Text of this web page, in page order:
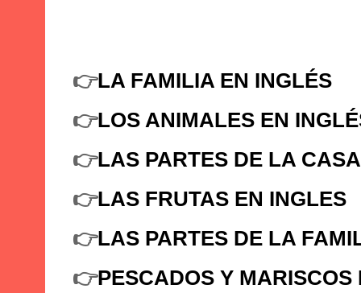
👉LA FAMILIA EN INGLÉS
👉LOS ANIMALES EN
👉LAS PARTES DE LA
👉LAS FRUTAS EN INGLES
👉LAS PARTES DE LA
👉PESCADOS Y MARISCOS